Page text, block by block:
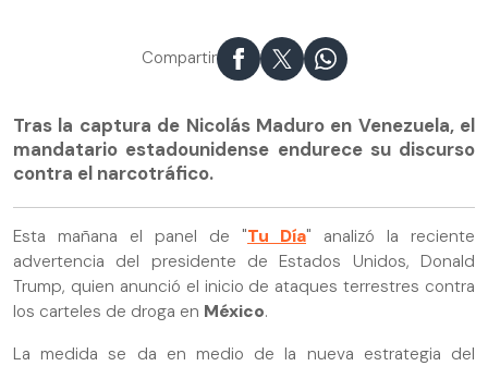
Compartir
Tras la captura de Nicolás Maduro en Venezuela, el
mandatario estadounidense endurece su discurso
contra el narcotráfico.
Esta mañana el panel de "Tu Día" analizó la reciente
advertencia del presidente de Estados Unidos, Donald
Trump, quien anunció el inicio de ataques terrestres contra
los carteles de droga en México.
La medida se da en medio de la nueva estrategia del